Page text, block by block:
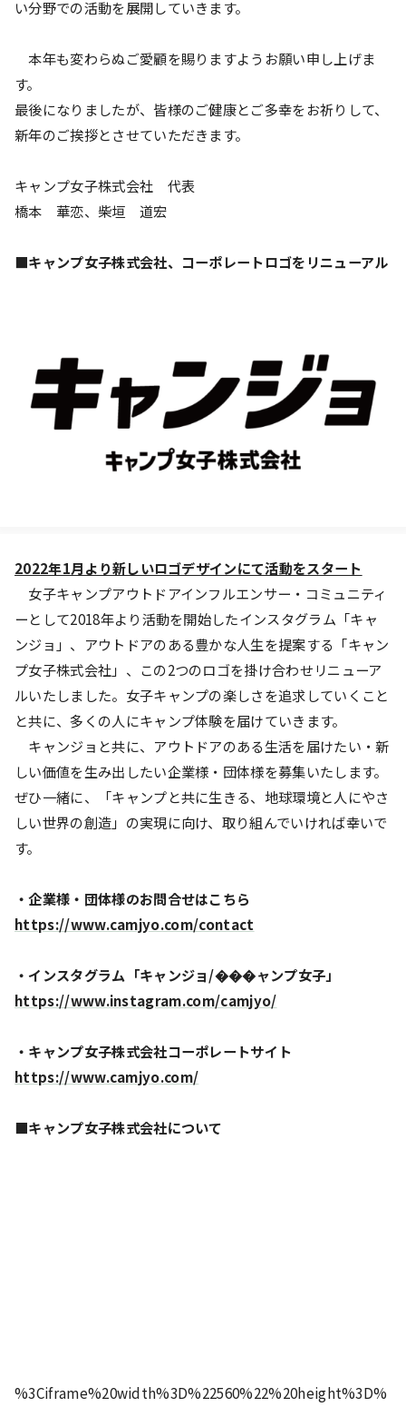
い分野での活動を展開していきます。
本年も変わらぬご愛顧を賜りますようお願い申し上げま
す。
最後になりましたが、皆様のご健康とご多幸をお祈りして、
新年のご挨拶とさせていただきます。
キャンプ女子株式会社 代表
橋本 華恋、柴垣 道宏
■キャンプ女子株式会社、コーポレートロゴをリニューアル
2022年1月より新しいロゴデザインにて活動をスタート
女子キャンプアウトドアインフルエンサー・コミュニティ
ーとして2018年より活動を開始したインスタグラム「キャ
ンジョ」、アウトドアのある豊かな人生を提案する「キャン
プ女子株式会社」、この2つのロゴを掛け合わせリニューア
ルいたしました。女子キャンプの楽しさを追求していくこと
と共に、多くの人にキャンプ体験を届けていきます。
キャンジョと共に、アウトドアのある生活を届けたい・新
しい価値を生み出したい企業様・団体様を募集いたします。
ぜひ一緒に、「キャンプと共に生きる、地球環境と人にやさ
しい世界の創造」の実現に向け、取り組んでいければ幸いで
す。
・企業様・団体様のお問合せはこちら
https://www.camjyo.com/contact
・インスタグラム「キャンジョ/���ャンプ女子」
https://www.instagram.com/camjyo/
・キャンプ女子株式会社コーポレートサイト
https://www.camjyo.com/
■キャンプ女子株式会社について
%3Ciframe%20width%3D%22560%22%20height%3D%